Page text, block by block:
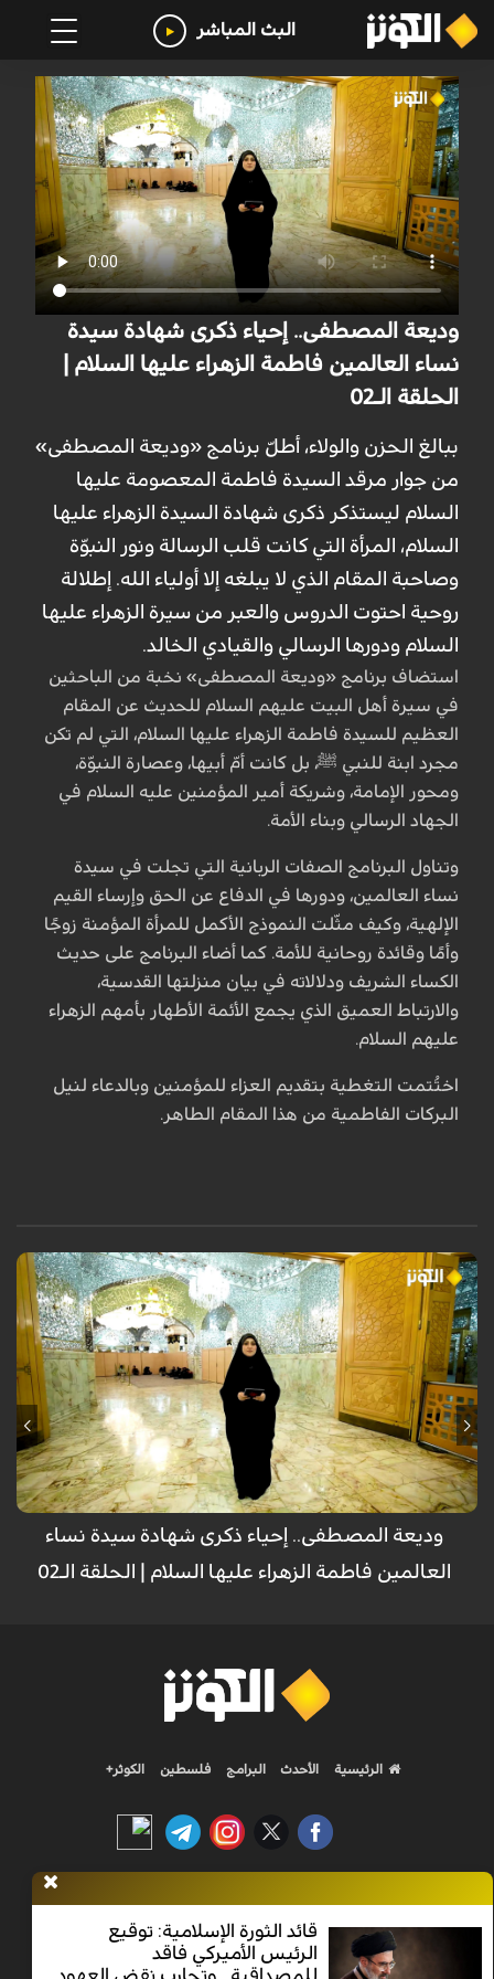
البث المباشر
وديعة المصطفى.. إحياء ذكرى شهادة سيدة
نساء العالمين فاطمة الزهراء عليها السلام |
الحلقة الـ02
ببالغ الحزن والولاء، أطلّ برنامج «وديعة المصطفى»
من جوار مرقد السيدة فاطمة المعصومة عليها
السلام ليستذكر ذكرى شهادة السيدة الزهراء عليها
السلام، المرأة التي كانت قلب الرسالة ونور النبوّة
وصاحبة المقام الذي لا يبلغه إلا أولياء الله. إطلالة
روحية احتوت الدروس والعبر من سيرة الزهراء عليها
السلام ودورها الرسالي والقيادي الخالد.
استضاف برنامج «وديعة المصطفى» نخبة من الباحثين
في سيرة أهل البيت عليهم السلام للحديث عن المقام
العظيم للسيدة فاطمة الزهراء عليها السلام، التي لم تكن
مجرد ابنة للنبي ﷺ، بل كانت أمّ أبيها، وعصارة النبوّة،
ومحور الإمامة، وشريكة أمير المؤمنين عليه السلام في
الجهاد الرسالي وبناء الأمة.
وتناول البرنامج الصفات الربانية التي تجلت في سيدة
نساء العالمين، ودورها في الدفاع عن الحق وإرساء القيم
الإلهية، وكيف مثّلت النموذج الأكمل للمرأة المؤمنة زوجًا
وأمًا وقائدة روحانية للأمة. كما أضاء البرنامج على حديث
الكساء الشريف ودلالاته في بيان منزلتها القدسية،
والارتباط العميق الذي يجمع الأئمة الأطهار بأمهم الزهراء
عليهم السلام.
اختُتمت التغطية بتقديم العزاء للمؤمنين وبالدعاء لنيل
البركات الفاطمية من هذا المقام الطاهر.
ببالغ الحزن والولاء، أطلّ برنامج «وديعة المصطفى» من جوار مرقد السيدة
فاطمة المعصومة عليها السلام ليستذكر ذكرى شهادة السيدة الزهراء عليها
السلام، المرأة التي كانت قلب الرسالة ونور النبوّة وصاحبة المقام الذي لا يبلغه
إلا أولياء الله. إطلالة روحية احتوت الدروس والعبر من سيرة الزهراء عليها السلام
ودورها الرسالي والقيادي الخالد.
وديعة المصطفى.. إحياء ذكرى شهادة سيدة نساء
العالمين فاطمة الزهراء عليها السلام | الحلقة الـ02
قائد الثورة الإسلامية: توقيع
الرئيس الأميركي فاقد
الرئيسية الأحدث البرامج فلسطين الكوثر+
جميع الحقوق محفوظة